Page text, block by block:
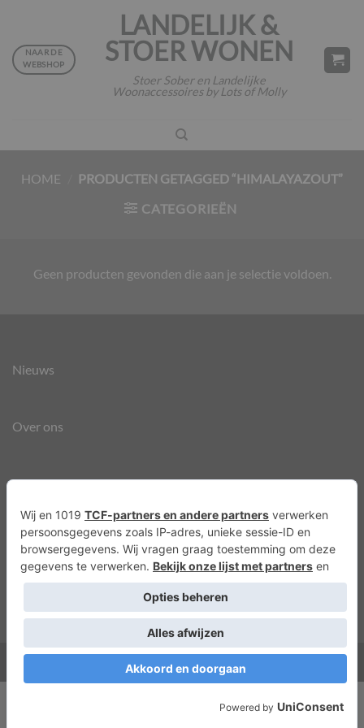
inhoud
LANDELIJK &
STOER WONEN
Stoer Sober en Landelijke
Woonaccessoires by Lots of Molly
NAAR DE
WEBSHOP
HOME
PRODUCTEN GETAGGED “HIMALAYAZOUT”
CATEGORIEËN
Geen producten gevonden die aan je selectie voldoen.
Nieuws
Over ons
Agenda
Privacyverklaring